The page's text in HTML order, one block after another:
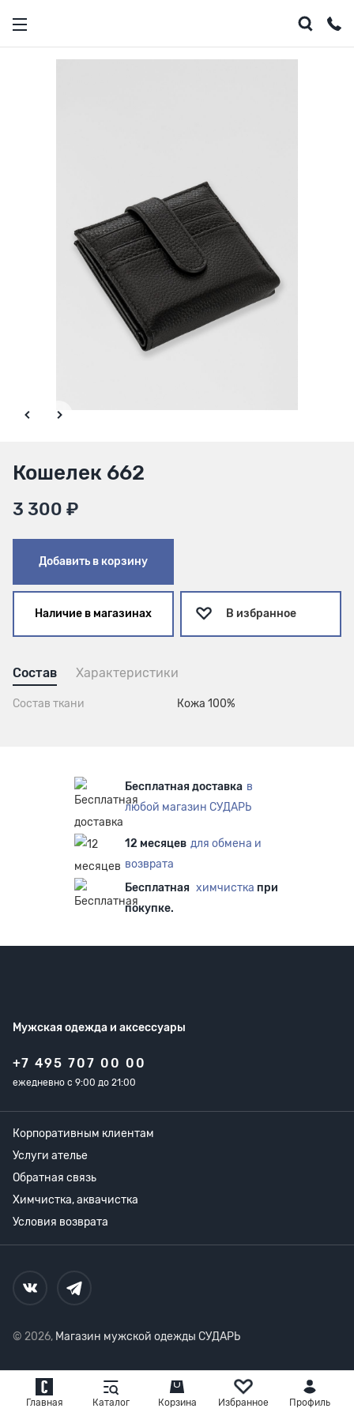
Главная Каталог Корзина Избранное Профиль
Кошелек 662
3 300 ₽
Добавить в корзину
Наличие в магазинах В избранное
Состав Характеристики
Состав ткани Кожа 100%
Бесплатная доставка в
любой магазин СУДАРЬ
12 месяцев для обмена и
возврата
Бесплатная химчистка при
покупке.
Мужская одежда и аксессуары
+7 495 707 00 00
ежедневно с 9:00 до 21:00
Корпоративным клиентам
Услуги ателье
Обратная связь
Химчистка, аквачистка
Условия возврата
© 2026, Магазин мужской одежды СУДАРЬ